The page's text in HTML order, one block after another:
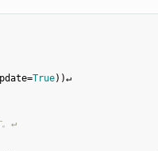
True))↵
↵